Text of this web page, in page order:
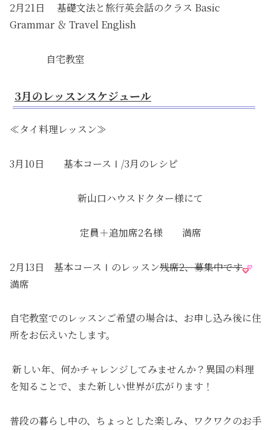
2月21日 基礎文法と旅行英会話のクラス Basic
Grammar ＆ Travel English
自宅教室
3月のレッスンスケジュール
≪タイ料理レッスン≫
3月10日 基本コースⅠ/3月のレシピ
新山口ハウスドクター様にて
定員＋追加席2名様 満席
2月13日 基本コースⅠのレッスン残席2、募集中です
満席
自宅教室でのレッスンご希望の場合は、お申し込み後に住
所をお伝えいたします。
新しい年、何かチャレンジしてみませんか？異国の料理
を知ることで、また新しい世界が広がります！
普段の暮らし中の、ちょっとした楽しみ、ワクワクのお手